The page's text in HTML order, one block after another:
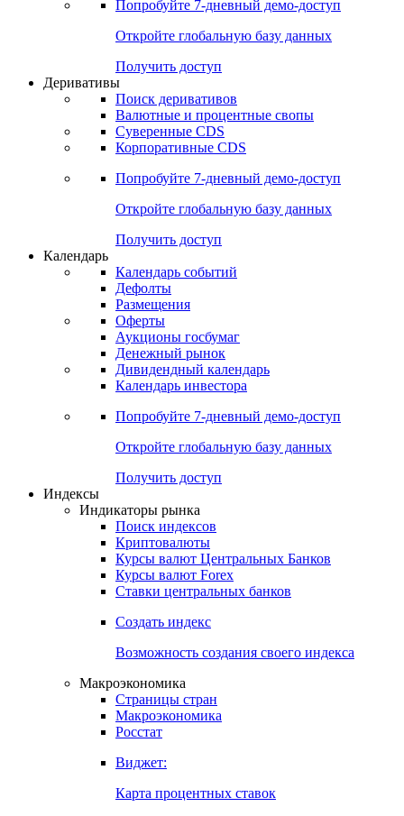
Попробуйте 7-дневный демо-доступ
Откройте глобальную базу данных
Получить доступ
Деривативы
Поиск деривативов
Валютные и процентные свопы
Суверенные CDS
Корпоративные CDS
Попробуйте 7-дневный демо-доступ
Откройте глобальную базу данных
Получить доступ
Календарь
Календарь событий
Дефолты
Размещения
Оферты
Аукционы госбумаг
Денежный рынок
Дивидендный календарь
Календарь инвестора
Попробуйте 7-дневный демо-доступ
Откройте глобальную базу данных
Получить доступ
Индексы
Индикаторы рынка
Поиск индексов
Криптовалюты
Курсы валют Центральных Банков
Курсы валют Forex
Ставки центральных банков
Создать индекс
Возможность создания своего индекса
Макроэкономика
Страницы стран
Макроэкономика
Росстат
Виджет:
Карта процентных ставок